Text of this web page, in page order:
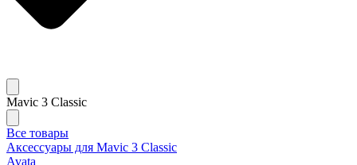
Mavic 3 Classic
Все товары
Аксессуары для Mavic 3 Classic
Avata